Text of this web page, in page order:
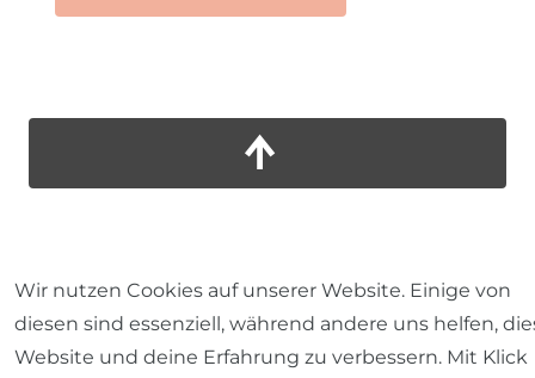
Wir nutzen Cookies auf unserer Website. Einige von
diesen sind essenziell, während andere uns helfen,
Website und deine Erfahrung zu verbessern. Mit Klick